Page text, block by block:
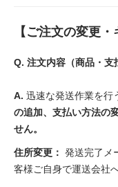
【ご注文の変更・
Q. 注文内容（商品・支
A. 迅速な発送作業を行
の追加、支払い方法の
せん。
住所変更： 発送完了メ
客様ご自身で運送会社